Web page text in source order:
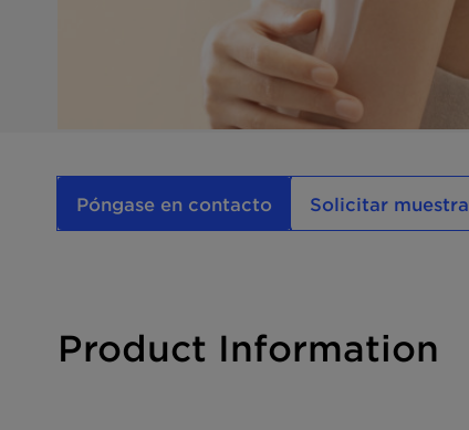
Póngase en contacto Solicitar muestra
Product Information